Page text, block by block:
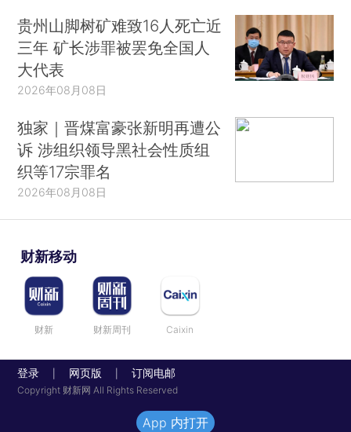
贵州山脚树矿难致16人死亡近
三年 矿长涉罪被罢免全国人
大代表
2026年08月08日
独家｜晋煤富豪张新明再遭公
诉 涉组织领导黑社会性质组
织等17宗罪名
2026年08月08日
财新移动
财新 财新周刊 Caixin
登录 网页版 订阅电邮
Copyright 财新网 All Rights Reserved
App 内打开